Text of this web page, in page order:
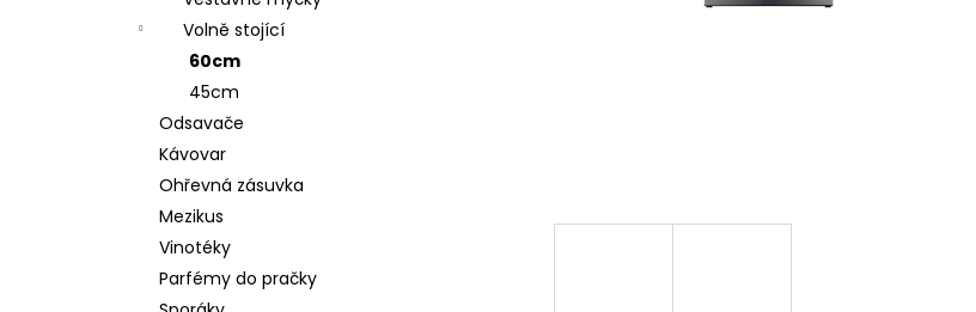
Volně stojící
60cm
45cm
Odsavače
Kávovar
Ohřevná zásuvka
Mezikus
Vinotéky
Parfémy do pračky
WHIRLPOOL VT WOI4S8PPM1SX
11 990 Kč
WHIRLPOOL MT WMF 200 G